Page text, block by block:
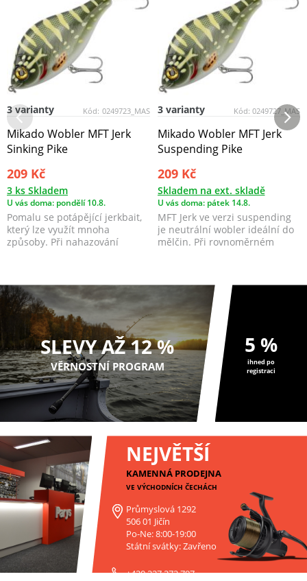
Kód: 0249723_MAS
3 varianty
Mikado Wobler MFT Jerk
Sinking Pike
209 Kč
3 ks Skladem
U vás doma: pondělí 10.8.
Pomalu se potápějící jerkbait,
který lze využít mnoha
způsoby. Při nahazování
Kód: 0249727_MAS
3 varianty
Mikado Wobler MFT Jerk
Suspending Pike
209 Kč
Skladem na ext. skladě
U vás doma: pátek 14.8.
MFT Jerk ve verzi suspending
je neutrální wobler ideální do
mělčin. Při rovnoměrném
SLEVY AŽ 12 %
VĚRNOSTNÍ PROGRAM
5 %
ihned po
registraci
NEJVĚTŠÍ
KAMENNÁ PRODEJNA
VE VÝCHODNÍCH ČECHÁCH
Průmyslová 1292
506 01 Jičín
Po-Ne: 8:00-19:00
Státní svátky: Zavřeno
+420 227 272 797